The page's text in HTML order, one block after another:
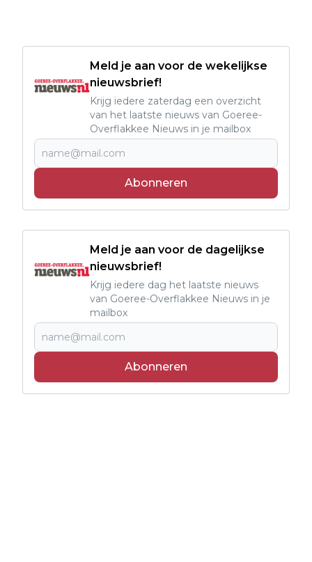
Meld je aan voor de wekelijkse
nieuwsbrief!
Krijg iedere zaterdag een overzicht
van het laatste nieuws van Goeree-
Overflakkee Nieuws in je mailbox
Abonneren
Meld je aan voor de dagelijkse
nieuwsbrief!
Krijg iedere dag het laatste nieuws
van Goeree-Overflakkee Nieuws in je
mailbox
Abonneren